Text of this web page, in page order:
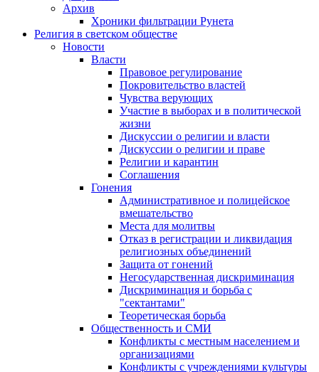
Архив
Хроники фильтрации Рунета
Религия в светском обществе
Новости
Власти
Правовое регулирование
Покровительство властей
Чувства верующих
Участие в выборах и в политической
жизни
Дискуссии о религии и власти
Дискуссии о религии и праве
Религии и карантин
Соглашения
Гонения
Административное и полицейское
вмешательство
Места для молитвы
Отказ в регистрации и ликвидация
религиозных объединений
Защита от гонений
Негосударственная дискриминация
Дискриминация и борьба с
"сектантами"
Теоретическая борьба
Общественность и СМИ
Конфликты с местным населением и
организациями
Конфликты с учреждениями культуры